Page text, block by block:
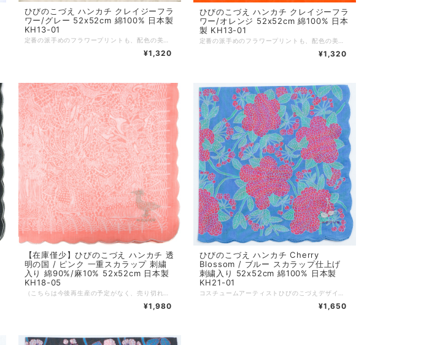
ひびのこづえ ハンカチ クレイジーフラ
ワー/グレー 52x52cm 綿100% 日本製
KH13-01
¥1,320
ひびのこづえ ハンカチ クレイジーフラ
ワー/オレンジ 52x52cm 綿100% 日本
製 KH13-01
¥1,320
【在庫僅少】ひびのこづえ ハンカチ 透
明の国 / ピンク 一重スカラップ 刺繍
入り 綿90%/麻10% 52x52cm 日本製
KH18-05
¥1,980
ひびのこづえ ハンカチ Cherry
Blossom / ブルー スカラップ仕上げ
刺繍入り 52x52cm 綿100% 日本製
KH21-01
¥1,650